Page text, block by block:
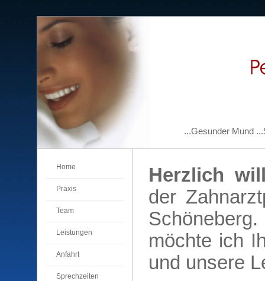
...Gesunder Mund
Home
Praxis
Team
Leistungen
Anfahrt
Sprechzeiten
Herzlich
der
möchte ich
und unsere